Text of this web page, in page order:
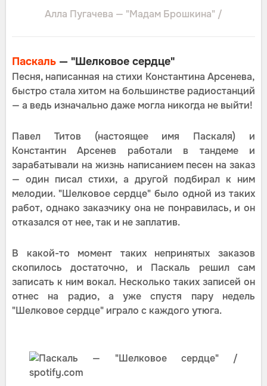
Алла Пугачева — "Мадам Брошкина" /
Паскаль — "Шелковое сердце"
Песня, написанная на стихи Константина Арсенева,
быстро стала хитом на большинстве радиостанций
— а ведь изначально даже могла никогда не выйти!
Павел Титов (настоящее имя Паскаля) и
Константин Арсенев работали в тандеме и
зарабатывали на жизнь написанием песен на заказ
— один писал стихи, а другой подбирал к ним
мелодии. "Шелковое сердце" было одной из таких
работ, однако заказчику она не понравилась, и он
отказался от нее, так и не заплатив.
В какой-то момент таких непринятых заказов
скопилось достаточно, и Паскаль решил сам
записать к ним вокал. Несколько таких записей он
отнес на радио, а уже спустя пару недель
"Шелковое сердце" играло с каждого утюга.